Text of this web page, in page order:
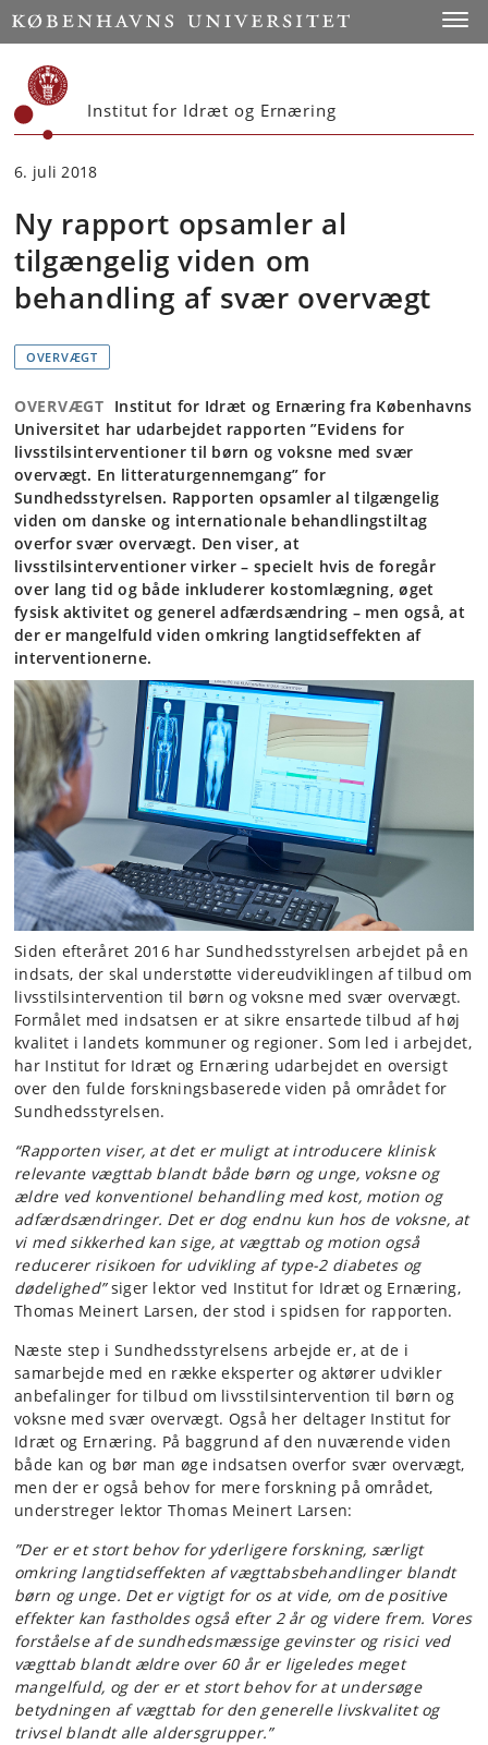
Start
Institut for Idræt og Ernæring
6. juli 2018
Ny rapport opsamler al
tilgængelig viden om
behandling af svær overvægt
OVERVÆGT
OVERVÆGT Institut for Idræt og Ernæring fra Københavns
Universitet har udarbejdet rapporten ”Evidens for
livsstilsinterventioner til børn og voksne med svær
overvægt. En litteraturgennemgang” for
Sundhedsstyrelsen. Rapporten opsamler al tilgængelig
viden om danske og internationale behandlingstiltag
overfor svær overvægt. Den viser, at
livsstilsinterventioner virker – specielt hvis de foregår
over lang tid og både inkluderer kostomlægning, øget
fysisk aktivitet og generel adfærdsændring – men også, at
der er mangelfuld viden omkring langtidseffekten af
interventionerne.
Siden efteråret 2016 har Sundhedsstyrelsen arbejdet på en
indsats, der skal understøtte videreudviklingen af tilbud om
livsstilsintervention til børn og voksne med svær overvægt.
Formålet med indsatsen er at sikre ensartede tilbud af høj
kvalitet i landets kommuner og regioner. Som led i arbejdet,
har Institut for Idræt og Ernæring udarbejdet en oversigt
over den fulde forskningsbaserede viden på området for
Sundhedsstyrelsen.
“Rapporten viser, at det er muligt at introducere klinisk
relevante vægttab blandt både børn og unge, voksne og
ældre ved konventionel behandling med kost, motion og
adfærdsændringer. Det er dog endnu kun hos de voksne, at
vi med sikkerhed kan sige, at vægttab og motion også
reducerer risikoen for udvikling af type-2 diabetes og
dødelighed”siger lektor ved Institut for Idræt og Ernæring,
Thomas Meinert Larsen, der stod i spidsen for rapporten.
Næste step i Sundhedsstyrelsens arbejde er, at de i
samarbejde med en række eksperter og aktører udvikler
anbefalinger for tilbud om livsstilsintervention til børn og
voksne med svær overvægt. Også her deltager Institut for
Idræt og Ernæring. På baggrund af den nuværende viden
både kan og bør man øge indsatsen overfor svær overvægt,
men der er også behov for mere forskning på området,
understreger lektor Thomas Meinert Larsen:
”Der er et stort behov for yderligere forskning, særligt
omkring langtidseffekten af vægttabsbehandlinger blandt
børn og unge. Det er vigtigt for os at vide, om de positive
effekter kan fastholdes også efter 2 år og videre frem. Vores
forståelse af de sundhedsmæssige gevinster og risici ved
vægttab blandt ældre over 60 år er ligeledes meget
mangelfuld, og der er et stort behov for at undersøge
betydningen af vægttab for den generelle livskvalitet og
trivsel blandt alle aldersgrupper.”